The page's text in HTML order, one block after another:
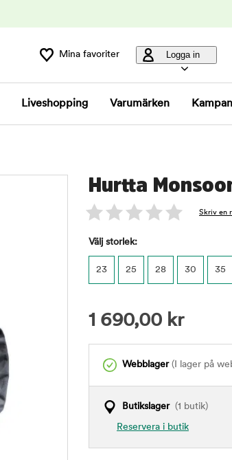
Mina favoriter Logga in
Liveshopping Varumärken
Hurtta
Skriv en
Välj storlek:
23 25 28 30 35
1 690,00 kr
Webblager(I lager på
Butikslager(1 butik)
Reservera i butik